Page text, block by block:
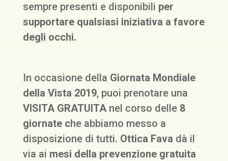
sempre presenti e disponibili per
supportare qualsiasi iniziativa a favore
degli occhi.
In occasione della Giornata Mondiale
della Vista 2019, puoi prenotare una
VISITA GRATUITA nel corso delle 8
giornate che abbiamo messo a
disposizione di tutti. Ottica Fava dà il
via ai mesi della prevenzione gratuita